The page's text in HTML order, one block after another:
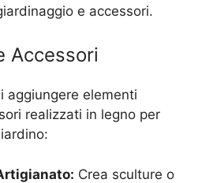
e accessori.
Accessori
aggiungere elementi
realizzati in legno per
Crea sculture o